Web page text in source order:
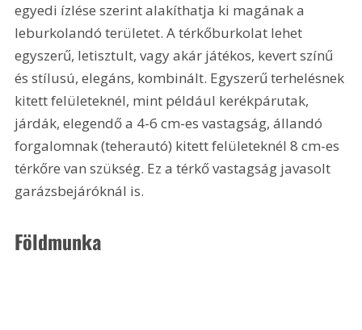
egyedi ízlése szerint alakíthatja ki magának a
leburkolandó területet. A térkőburkolat lehet
egyszerű, letisztult, vagy akár játékos, kevert színű
és stílusú, elegáns, kombinált. Egyszerű terhelésnek
kitett felületeknél, mint például kerékpárutak,
járdák, elegendő a 4-6 cm-es vastagság, állandó
forgalomnak (teherautó) kitett felületeknél 8 cm-es
térkőre van szükség. Ez a térkő vastagság javasolt
garázsbejáróknál is.
Földmunka